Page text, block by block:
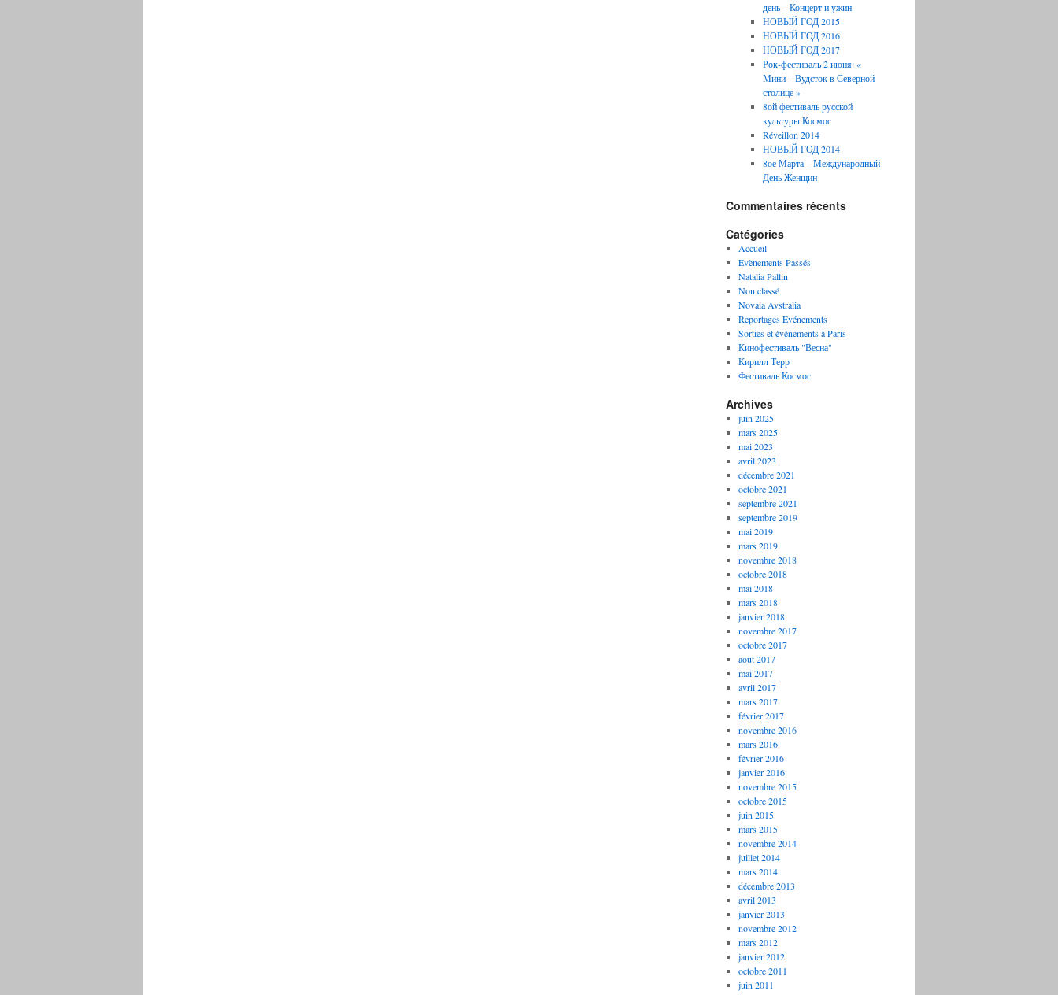
день – Концерт и ужин
НОВЫЙ ГОД 2015
НОВЫЙ ГОД 2016
НОВЫЙ ГОД 2017
Рок-фестиваль 2 июня: «
Мини – Вудсток в Северной
столице »
8ой фестиваль русской
культуры Космос
Réveillon 2014
НОВЫЙ ГОД 2014
8ое Марта – Международный
День Женщин
Commentaires récents
Catégories
Accueil
Evènements Passés
Natalia Pallin
Non classé
Novaia Avstralia
Reportages Evénements
Sorties et événements à Paris
Кинофестиваль "Весна"
Кирилл Терр
Фестиваль Космос
Archives
juin 2025
mars 2025
mai 2023
avril 2023
décembre 2021
octobre 2021
septembre 2021
septembre 2019
mai 2019
mars 2019
novembre 2018
octobre 2018
mai 2018
mars 2018
janvier 2018
novembre 2017
octobre 2017
août 2017
mai 2017
avril 2017
mars 2017
février 2017
novembre 2016
mars 2016
février 2016
janvier 2016
novembre 2015
octobre 2015
juin 2015
mars 2015
novembre 2014
juillet 2014
mars 2014
décembre 2013
avril 2013
janvier 2013
novembre 2012
mars 2012
janvier 2012
octobre 2011
juin 2011